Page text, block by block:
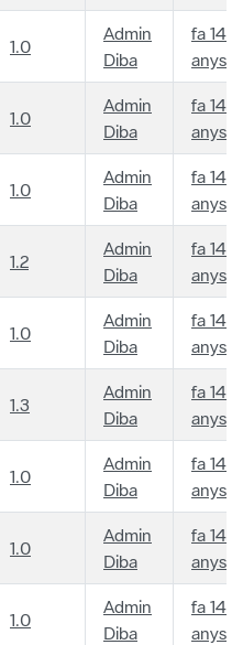
1.0
Admin
Diba
fa 14
anys
1.0
Admin
Diba
fa 14
anys
1.0
Admin
Diba
fa 14
anys
1.2
Admin
Diba
fa 14
anys
1.0
Admin
Diba
fa 14
anys
1.3
Admin
Diba
fa 14
anys
1.0
Admin
Diba
fa 14
anys
1.0
Admin
Diba
fa 14
anys
1.0
Admin
Diba
fa 14
anys